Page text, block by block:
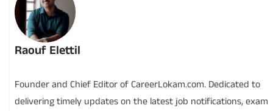
Raouf Elettil
Founder and Chief Editor of CareerLokam.com. Dedicated to
delivering timely updates on the latest job notifications, exam